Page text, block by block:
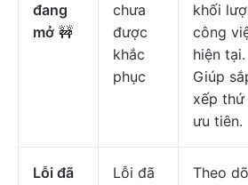
đang
mở 🚧
chưa
được
khắc
phục
khối
công
hiện tại.
Giúp
xếp
ưu tiên.
Lỗi đã
Lỗi đã
Theo